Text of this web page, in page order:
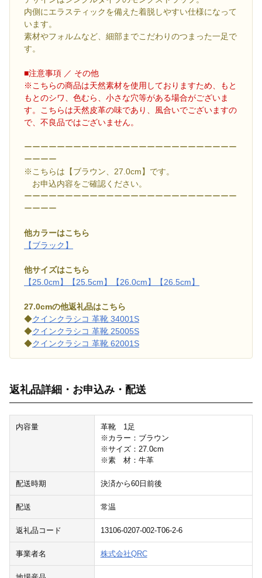
内側にエラスティックを備えた着脱しやすい仕様になって
います。
素材やフォルムなど、細部までこだわりのつまった一足で
す。
■注意事項 ／ その他
※こちらの商品は天然素材を使用しておりますため、もと
もとのシワ、色むら、小さな穴等がある場合がございま
す。こちらは天然皮革の味であり、風合いでございますの
で、不良品ではございません。
ーーーーーーーーーーーーーーーーーーーーーーーーーー
ーーーー
※こちらは【ブラウン、27.0cm】です。
お申込内容をご確認ください。
ーーーーーーーーーーーーーーーーーーーーーーーーーー
ーーーー
他カラーはこちら
【ブラック】
他サイズはこちら
【25.0cm】
【25.5cm】 【26.0cm】 【26.5cm】
27.0cmの他返礼品はこちら
◆クインクラシコ 革靴 34001S
◆クインクラシコ 革靴 25005S
◆クインクラシコ 革靴 62001S
返礼品詳細・お申込み・配送
内容量
革靴 1足
※カラー：ブラウン
※サイズ：27.0cm
※素 材：牛革
配送時期 決済から60日前後
配送 常温
返礼品コード 13106-0207-002-T06-2-6
事業者名 株式会社QRC